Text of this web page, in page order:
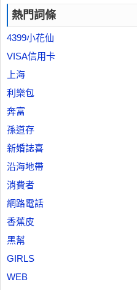
熱門詞條
4399小花仙
VISA信用卡
上海
利樂包
奔富
孫道存
新婚誌喜
沿海地帶
消費者
網路電話
香蕉皮
黑幫
GIRLS
WEB